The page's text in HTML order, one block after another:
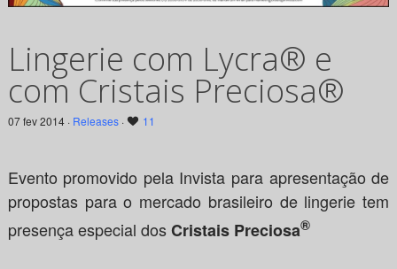
Lingerie com Lycra® e
com Cristais Preciosa®
07 fev 2014 · Releases· 11
Evento promovido pela Invista para apresentação de
propostas para o mercado brasileiro de lingerie tem
presença especial dosCristais Preciosa®